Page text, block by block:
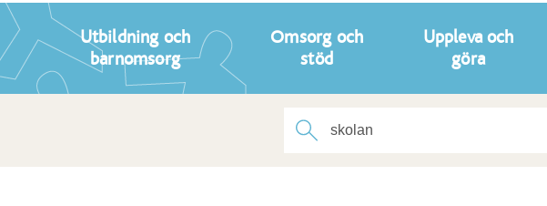
Utbildning och
barnomsorg
Omsorg och
stöd
Uppleva och
göra